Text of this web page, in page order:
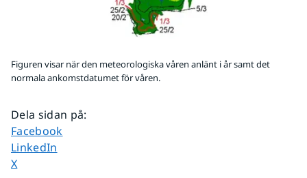
Figuren visar när den meteorologiska våren anlänt i år samt det
normala ankomstdatumet för våren.
Dela sidan på:
Dela sidan på
Facebook
Dela sidan på
LinkedIn
Dela sidan på
X